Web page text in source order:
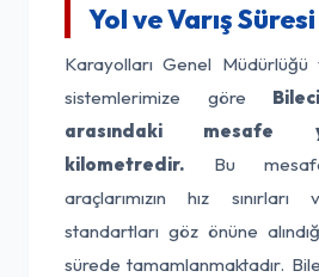
Yol ve Varış Süresi
Karayolları Genel
sistemlerimize göre
arasındaki mesafe
kilometredir. Bu
araçlarımızın hız
standartları göz önüne
sürede tamamlanmaktadır.